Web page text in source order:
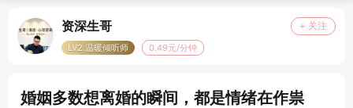
资深生哥 + 关注
LV2.温暖倾听师 0.49元/分钟
婚姻多数想离婚的瞬间，都是情绪在作祟